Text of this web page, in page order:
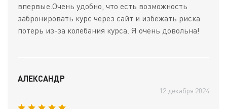
впервые.Очень удобно, что есть возможность
забронировать курс через сайт и избежать риска
потерь из-за колебания курса. Я очень довольна!
АЛЕКСАНДР
12 декабря 2024